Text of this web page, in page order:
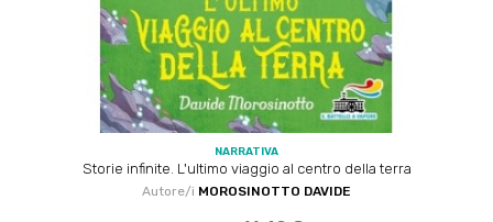
NARRATIVA
Storie infinite. L'ultimo viaggio al centro della terra
Autore/i MOROSINOTTO DAVIDE